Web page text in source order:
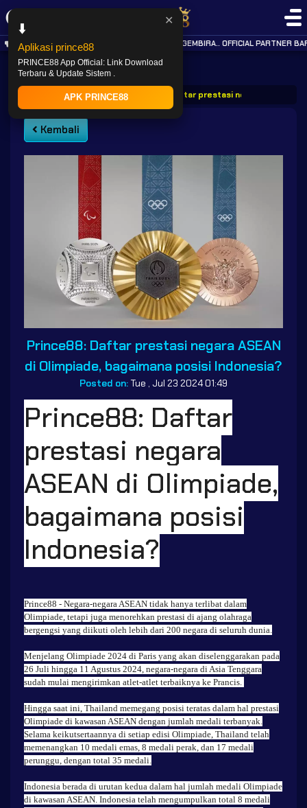
KABAR GEMBIRA.. OFFICIAL PARTNER
Post Prince88 daftar prestasi negara asean di
Kembali
Prince88: Daftar prestasi negara ASEAN
di Olimpiade, bagaimana posisi Indonesia?
Posted on: Tue , Jul 23 2024 01:49
Prince88: Daftar
prestasi negara
ASEAN di Olimpiade,
bagaimana posisi
Indonesia?
Prince88 - Negara-negara ASEAN tidak hanya terlibat dalam
Olimpiade, tetapi juga menorehkan prestasi di ajang olahraga
bergengsi yang diikuti oleh lebih dari 200 negara di seluruh dunia.
Menjelang Olimpiade 2024 di Paris yang akan diselenggarakan pada
26 Juli hingga 11 Agustus 2024, negara-negara di Asia Tenggara
sudah mulai mengirimkan atlet-atlet terbaiknya ke Prancis.
Hingga saat ini, Thailand memegang posisi teratas dalam hal prestasi
Olimpiade di kawasan ASEAN dengan jumlah medali terbanyak.
Selama keikutsertaannya di setiap edisi Olimpiade, Thailand telah
memenangkan 10 medali emas, 8 medali perak, dan 17 medali
perunggu, dengan total 35 medali.
Indonesia berada di urutan kedua dalam hal jumlah medali Olimpiade
di kawasan ASEAN. Indonesia telah mengumpulkan total 8 medali
✕
⬇️
Aplikasi prince88
PRINCE88 App Official: Link Download
Terbaru & Update Sistem .
APK PRINCE88